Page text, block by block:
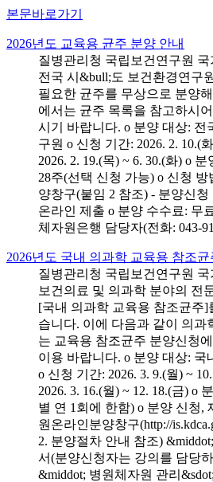
본문바로가기
2026년도 교육용 균주 분양 안내
질병관리청 국립보건연구원
전국 시&bull;도 보건환경연구
필요한 균주를 무상으로 분양
에서는 균주 목록을 참고하시
시기 바랍니다. o 분양 대상: 전
구원 o 신청 기간: 2026. 2. 10.(
2026. 2. 19.(목) ~ 6. 30.(화) o 분
28주(선택 신청 가능) o 신청
양창구(붙임 2 참조) - 분양신
온라인 제출 o 분양 수수료: 무
체자원은행 담당자(전화: 043-
2026년도 국내 의과학 교육용 참조균
질병관리청 국립보건연구원
보건의료 및 의과학 분야의 전
[국내 의과학 교육용 참조균주]
습니다. 이에 다음과 같이 의과
는 교육용 참조균주 분양신청
이용 바랍니다. o 분양 대상:
o 신청 기간: 2026. 3. 9.(월) ~
2026. 3. 16.(월) ~ 12. 18.(금) o
별 연 1회에 한함) o 분양 신청,
원온라인분양창구(http://
2. 분양절차 안내 참조)
서(분양신청자는 강의를 담당
&middot; 병원체자원 관리